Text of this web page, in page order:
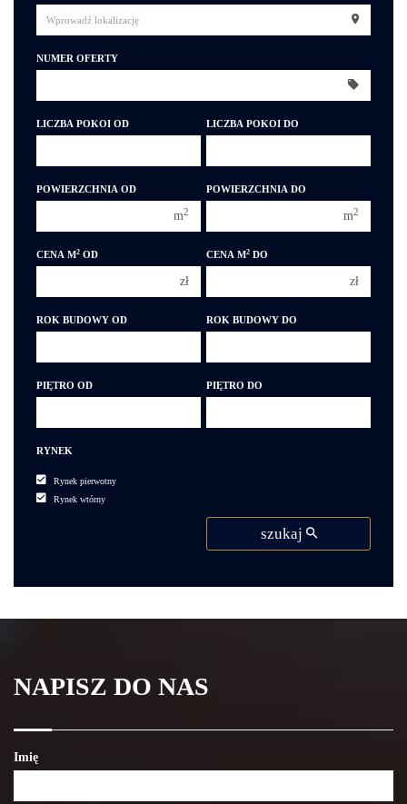
250 000 zł
300 000 zł
400 000 zł
250 000 zł
400 000 zł
NUMER OFERTY
LICZBA POKOI OD
3 pokoje
4 pokoje
6 pokoi
LICZBA POKOI DO
3 pokoje
4 pokoje
6 pokoi
POWIERZCHNIA OD
m2
POWIERZCHNIA DO
m2
CENA M2 OD
zł
CENA M2 DO
zł
ROK BUDOWY OD ROK BUDOWY DO
PIĘTRO OD PIĘTRO DO
RYNEK
Rynek pierwotny
Rynek wtórny
szukaj
NAPISZ DO NAS
Imię